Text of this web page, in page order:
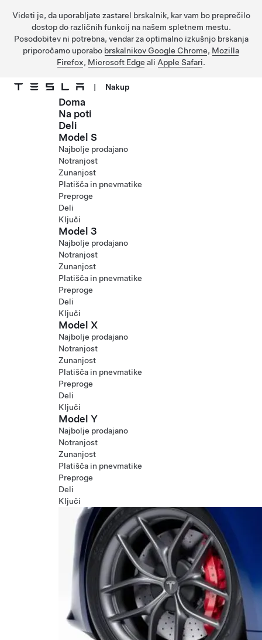
Videti je, da uporabljate zastarel brskalnik, kar vam bo preprečilo
dostop do različnih funkcij na našem spletnem mestu.
Posodobitev ni potrebna, vendar za optimalno izkušnjo brskanja
priporočamo uporabo brskalnikov Google Chrome, Mozilla
Firefox, Microsoft Edge ali Apple Safari.
Preskočite na glavno vsebino
| Nakup
Doma
Na poti
Deli
Model S
Najbolje prodajano
Notranjost
Zunanjost
Platišča in pnevmatike
Preproge
Deli
Ključi
Model 3
Najbolje prodajano
Notranjost
Zunanjost
Platišča in pnevmatike
Preproge
Deli
Ključi
Model X
Najbolje prodajano
Notranjost
Zunanjost
Platišča in pnevmatike
Preproge
Deli
Ključi
Model Y
Najbolje prodajano
Notranjost
Zunanjost
Platišča in pnevmatike
Preproge
Deli
Ključi